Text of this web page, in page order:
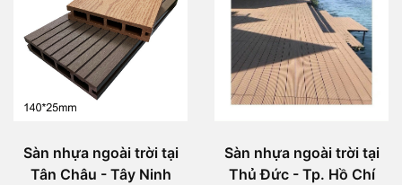
Sàn nhựa ngoài trời tại
Tân Châu - Tây Ninh
Sàn nhựa ngoài trời tại
Thủ Đức - Tp. Hồ Chí